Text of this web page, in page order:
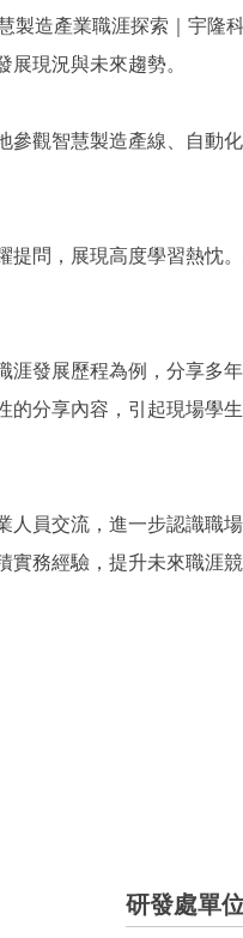
製造產業職涯探索｜宇隆
現況與未來趨勢。
觀智慧製造產線、自動
問，展現高度學習熱忱
發展歷程為例，分享多
分享內容，引起現場學
員交流，進一步認識職
務經驗，提升未來職涯競
研發處單位